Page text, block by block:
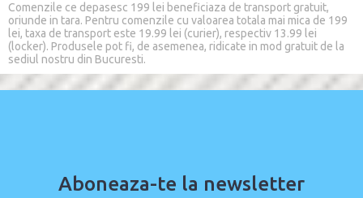
Comenzile ce depasesc 199 lei beneficiaza de transport gratuit,
oriunde in tara. Pentru comenzile cu valoarea totala mai mica de 199
lei, taxa de transport este 19.99 lei (curier), respectiv 13.99 lei
(locker). Produsele pot fi, de asemenea, ridicate in mod gratuit de la
sediul nostru din Bucuresti.
Aboneaza-te la newsletter